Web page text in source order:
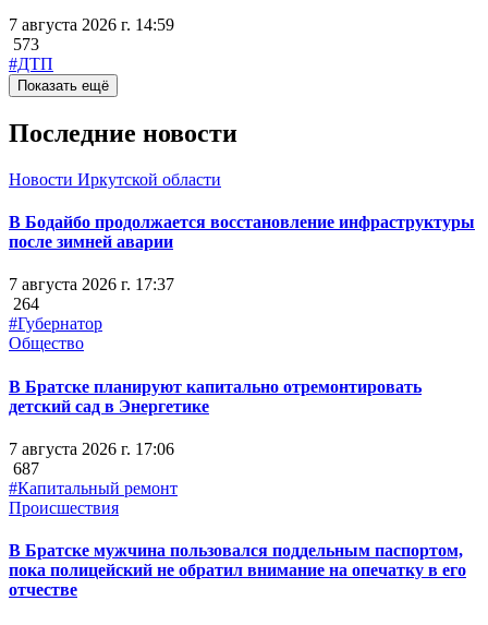
7 августа 2026 г. 14:59
573
#ДТП
Показать ещё
Последние новости
Новости Иркутской области
В Бодайбо продолжается восстановление инфраструктуры
после зимней аварии
7 августа 2026 г. 17:37
264
#Губернатор
Общество
В Братске планируют капитально отремонтировать
детский сад в Энергетике
7 августа 2026 г. 17:06
687
#Капитальный ремонт
Происшествия
В Братске мужчина пользовался поддельным паспортом,
пока полицейский не обратил внимание на опечатку в его
отчестве